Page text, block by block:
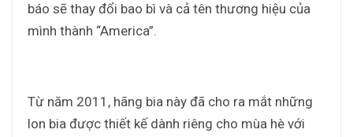
báo sẽ thay đổi bao bì và cả tên thương hiệu của
mình thành “America”.
Từ năm 2011, hãng bia này đã cho ra mắt những
lon bia được thiết kế dành riêng cho mùa hè với